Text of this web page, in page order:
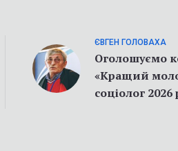
ЄВГЕН ГОЛОВАХА
Оголошуємо
«Кращий
соціолог 2026